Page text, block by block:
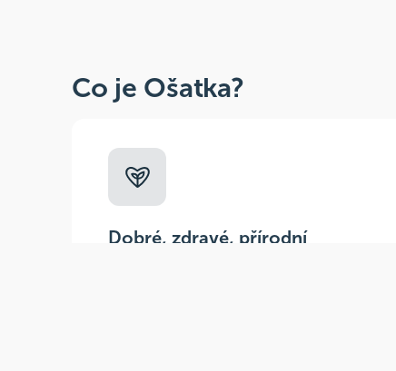
Co je Ošatka?
Dobré, zdravé, přírodní